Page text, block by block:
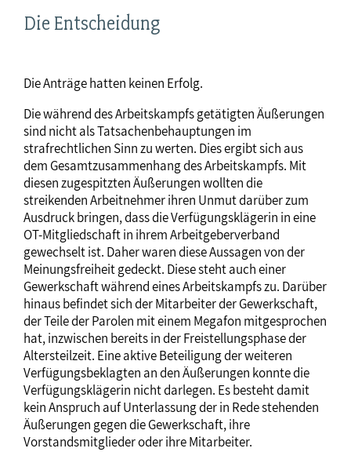
Die Entscheidung
Die Anträge hatten keinen Erfolg.
Die während des Arbeitskampfs getätigten Äußerungen
sind nicht als Tatsachenbehauptungen im
strafrechtlichen Sinn zu werten. Dies ergibt sich aus
dem Gesamtzusammenhang des Arbeitskampfs. Mit
diesen zugespitzten Äußerungen wollten die
streikenden Arbeitnehmer ihren Unmut darüber zum
Ausdruck bringen, dass die Verfügungsklägerin in eine
OT-Mitgliedschaft in ihrem Arbeitgeberverband
gewechselt ist. Daher waren diese Aussagen von der
Meinungsfreiheit gedeckt. Diese steht auch einer
Gewerkschaft während eines Arbeitskampfs zu. Darüber
hinaus befindet sich der Mitarbeiter der Gewerkschaft,
der Teile der Parolen mit einem Megafon mitgesprochen
hat, inzwischen bereits in der Freistellungsphase der
Altersteilzeit. Eine aktive Beteiligung der weiteren
Verfügungsbeklagten an den Äußerungen konnte die
Verfügungsklägerin nicht darlegen. Es besteht damit
kein Anspruch auf Unterlassung der in Rede stehenden
Äußerungen gegen die Gewerkschaft, ihre
Vorstandsmitglieder oder ihre Mitarbeiter.